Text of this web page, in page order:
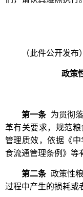
（此件公开发布）
政策
第一条为贯彻落
革有关要求，规范
管理质效，依据《
食流通管理条例》等
第二条政策性粮
过程中产生的损耗或